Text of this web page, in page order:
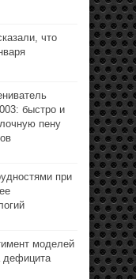
что
быстро и
пену
при
моделей
дефицита